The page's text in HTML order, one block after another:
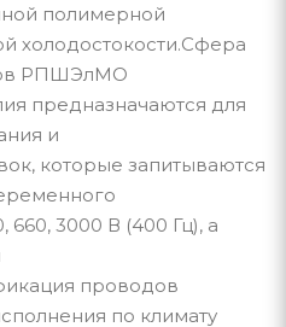
полимерной
холодостокости.Сфера
РПШЭлМО
предназначаются для
и
которые запитываются
3000 В (400 Гц), а
проводов
по климату